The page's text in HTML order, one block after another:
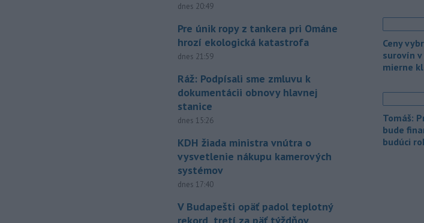
dnes 20:49
Pre únik ropy z tankera pri Ománe
hrozí ekologická katastrofa
dnes 21:59
Ráž: Podpísali sme zmluvu k
dokumentácii obnovy hlavnej
stanice
dnes 15:26
KDH žiada ministra vnútra o
vysvetlenie nákupu kamerových
systémov
dnes 17:40
V Budapešti opäť padol teplotný
termálnom
17:36 - V
Bratislave,
spolu
kajutových
17:28 -
Ceny
surovín
mierne
Tomáš:
bude
budúci